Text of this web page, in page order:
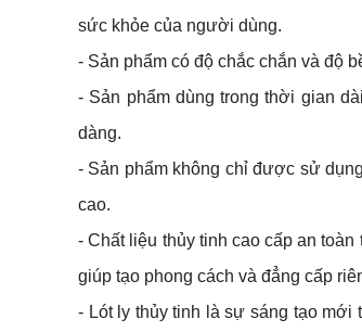
sức khỏe của người dùng.
- Sản phẩm có độ chắc chắn và độ
- Sản phẩm dùng trong thời gian
dàng.
- Sản phẩm không chỉ được sử
cao.
- Chất liệu thủy tinh cao cấp an
giúp tạo phong cách và đẳng cấp
- Lót ly thủy tinh là sự sáng tạo mới